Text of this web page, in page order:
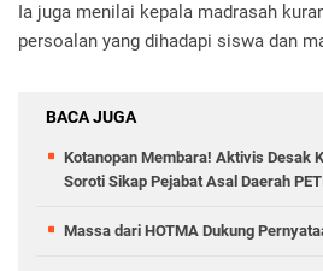
Ia juga menilai kepala madrasah
persoalan yang dihadapi siswa dan
BACA JUGA
Kotanopan Membara! Aktivis Desak
Soroti Sikap Pejabat Asal Daerah
Massa dari HOTMA Dukung